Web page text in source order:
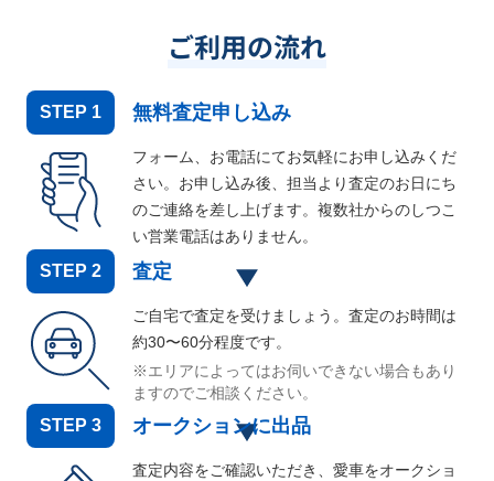
ご利用の流れ
STEP 1 無料査定申し込み
フォーム、お電話にてお気軽にお申し込みくだ
さい。お申し込み後、担当より査定のお日にち
のご連絡を差し上げます。複数社からのしつこ
い営業電話はありません。
STEP 2 査定
ご自宅で査定を受けましょう。査定のお時間は
約30〜60分程度です。
※エリアによってはお伺いできない場合もあり
ますのでご相談ください。
STEP 3 オークションに出品
査定内容をご確認いただき、愛車をオークショ